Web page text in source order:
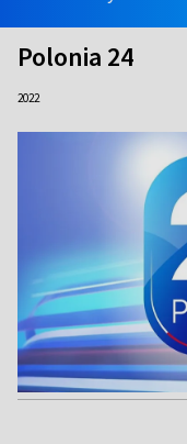
Polonia 24
2022